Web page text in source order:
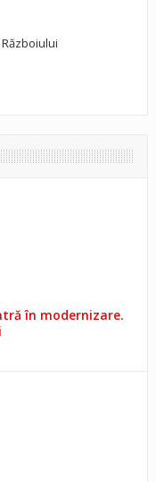
în modernizare.